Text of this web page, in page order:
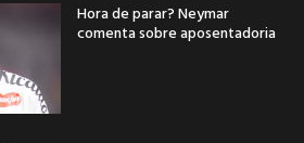
Hora de parar? Neymar
comenta sobre aposentadoria